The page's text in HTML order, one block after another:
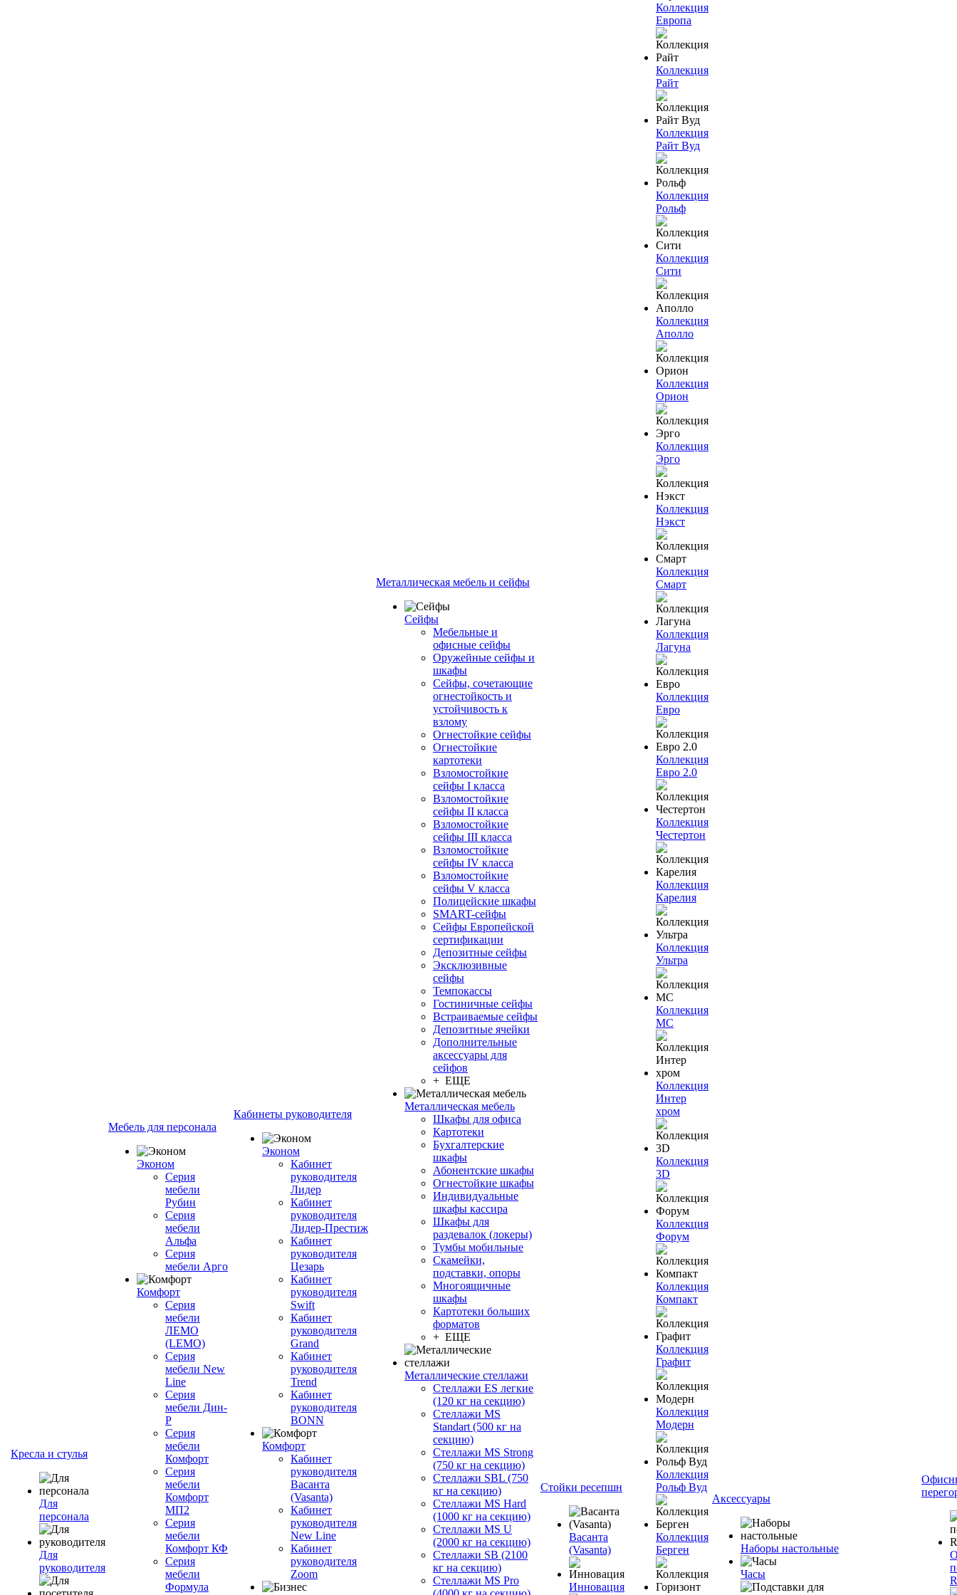
Кресла и стулья
Для
персонала
Для
руководителя
Мебель для персонала
Эконом
Серия
мебели
Рубин
Серия
мебели
Альфа
Серия
мебели Арго
Комфорт
Серия
мебели
ЛЕМО
(LEMO)
Серия
мебели New
Line
Серия
мебели Дин-
Р
Серия
мебели
Комфорт
Серия
мебели
Комфорт
МП2
Серия
мебели
Комфорт КФ
Серия
мебели
Формула
Кабинеты руководителя
Эконом
Кабинет
руководителя
Лидер
Кабинет
руководителя
Лидер-Престиж
Кабинет
руководителя
Цезарь
Кабинет
руководителя
Swift
Кабинет
руководителя
Grand
Кабинет
руководителя
Trend
Кабинет
руководителя
BONN
Комфорт
Кабинет
руководителя
Васанта
(Vasanta)
Кабинет
руководителя
New Line
Кабинет
руководителя
Zoom
Металлическая мебель и сейфы
Сейфы
Мебельные и
офисные сейфы
Оружейные сейфы и
шкафы
Сейфы, сочетающие
огнестойкость и
устойчивость к
взлому
Огнестойкие сейфы
Огнестойкие
картотеки
Взломостойкие
сейфы I класса
Взломостойкие
сейфы II класса
Взломостойкие
сейфы III класса
Взломостойкие
сейфы IV класса
Взломостойкие
сейфы V класса
Полицейские шкафы
SMART-сейфы
Сейфы Европейской
сертификации
Депозитные сейфы
Эксклюзивные
сейфы
Темпокассы
Гостиничные сейфы
Встраиваемые сейфы
Депозитные ячейки
Дополнительные
аксессуары для
сейфов
+ ЕЩЕ
Металлическая мебель
Шкафы для офиса
Картотеки
Бухгалтерские
шкафы
Абонентские шкафы
Огнестойкие шкафы
Индивидуальные
шкафы кассира
Шкафы для
раздевалок (локеры)
Тумбы мобильные
Скамейки,
подставки, опоры
Многоящичные
шкафы
Картотеки больших
форматов
+ ЕЩЕ
Металлические стеллажи
Стеллажи ES легкие
(120 кг на секцию)
Стеллажи MS
Standart (500 кг на
секцию)
Стеллажи MS Strong
(750 кг на секцию)
Стеллажи SBL (750
кг на секцию)
Стеллажи MS Hard
(1000 кг на секцию)
Стеллажи MS U
(2000 кг на секцию)
Стеллажи SB (2100
кг на секцию)
Стеллажи MS Pro
Стойки ресепшн
Васанта
(Vasanta)
Инновация
Коллекция
Европа
Коллекция
Райт
Коллекция
Райт Вуд
Коллекция
Рольф
Коллекция
Сити
Коллекция
Аполло
Коллекция
Орион
Коллекция
Эрго
Коллекция
Нэкст
Коллекция
Смарт
Коллекция
Лагуна
Коллекция
Евро
Коллекция
Евро 2.0
Коллекция
Честертон
Коллекция
Карелия
Коллекция
Ультра
Коллекция
МС
Коллекция
Интер
хром
Коллекция
3D
Коллекция
Форум
Коллекция
Компакт
Коллекция
Графит
Коллекция
Модерн
Коллекция
Рольф Вуд
Коллекция
Берген
Аксессуары
Наборы настольные
Часы